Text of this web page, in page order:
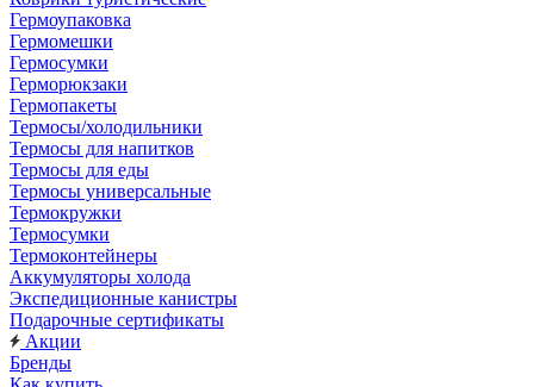
Гермоупаковка
Гермомешки
Гермосумки
Герморюкзаки
Гермопакеты
Термосы/холодильники
Термосы для напитков
Термосы для еды
Термосы универсальные
Термокружки
Термосумки
Термоконтейнеры
Аккумуляторы холода
Экспедиционные канистры
Подарочные сертификаты
Акции
Бренды